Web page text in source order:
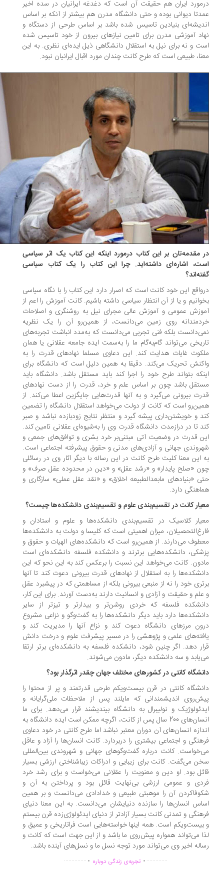
ایران هم حقیقت آن است که دغدغه ایرانیان در سده اخیر
دیوانی بوده و حتی دانشگاه مدرن هم بیشتر از آنکه بر اساس
بنیادین تاسیس شده باشد بر اساس طرحی از دستگاه و
آموزشی مدرن برای تامین نیازهای بیرون از خود تاسیس شده
و نه برای نیل به استقلال دانشگاهی ذیل ایده‌ای نظری. به این
طبیعی است که طرح کانت چندان مورد اقبال ایرانیان نبود.
مقدمه‌تان بر این کتاب درمورد اینکه این کتاب‌ یک اثر سیاسی
اشاره‌ای داشته‌اید. چرا این کتاب را یک کتاب سیاسی
این خود کانت است که اصرار دارد این کتاب را با نگاه سیاسی
و یا از آن انتظار سیاسی داشته باشیم. کانت آموزش را اعم از
عمومی و آموزش عالی مجرای نیل به روشنگری و اصلاحات
روی زمین می‌دانست، از همین‌رو آن را یک نظریه
بلکه فنی تجربی می‌دانست که به‌مدد انباشت تجربه‌های
می‌تواند گام‌به‌گام ما را به‌سمت ایده جامعه عقلانی یا همان
غایات هدایت کند. این دعاوی مسلما نهادهای قدرت را به
تحریک می‌کند. دقیقا به همین دلیل است که دانشگاه برای
بتواند طرح خود را اجرا کند باید مستقل باشد. دانشگاه باید
باشد چون بر اساس علم و خرد، قدرت را از دست نهادهای
بیرونی می‌گیرد و به آنها قدرت‌هایی جایگزین اعطا می‌کند. از
است که کانت از دولت می‌خواهد استقلال دانشگاه را تضمین
و خویشتن‌داری پیشه گیرد و منتظر نتایج زودبازده نباشد و صبر
تا در درازمدت دانشگاه قدرت وی را به‌شیوه‌ای عقلانی تامین کند.
قدرت در وضعیت آتی مبتنی‌بر خرد بشری و توافق‌های جمعی و
جهانی و آزادی‌های مدنی و حقوق پیشرفته اجتماعی است.
این معنا کلیت طرح کانت در این رساله با دیگر آثار وی در رسائلی
«صلح پایدار» و «رشد عقل» و «دین در محدوده عقل صرف» و
«بنیادهای مابعدالطبیعه اخلاق» و «نقد عقل عملی» سازگاری و
دارد.
کانت در تقسیم‌بندی علوم و تقسیم‌بندی دانشکده‌ها چیست؟
کلاسیک در تقسیم‌بندی دانشکده‌ها و علوم و استادان و
میزان اهمیتی است که کلیسا و دولت به دانشکده‌ها
می‌دارند. از همین‌رو است که دانشکده‌های الهیات و حقوق و
دانشکده‌هایی برترند و دانشکده فلسفه دانشکده‌ای است
کانت می‌خواهد این نسبت را برعکس کند به این نحو که این
را به استقلال از نهادهای قدرت بیرونی دعوت کند تا آنها
خود را نه از منبعی بیرونی بلکه از مساهمتی که در پیشبرد عقل
و حقیقت و آزادی و انسانیت دارند به‌دست آورند. برای این کار،
فلسفه که خردی روشن‌تر و بیدارتر و تیزتر از سایر
دارد باید دیگر دانشکده‌ها را به گفت‌وگو و نزاعی مشروع
مرزهای دانشگاه دعوت کند و نزاع آنها را مدیریت کند و
علمی و پژوهشی را در مسیر پیشرفت علوم و درخت دانش
دهد. اگر چنین شود، دانشکده فلسفه به دانشکده‌ای برتر ارتقا
و سه دانشکده دیگر، مادون می‌شوند.
کانتی در کشورهای مختلف جهان چقدر اثرگذار بود؟
کانتی در قرن بیست‌ویکم طرحی قدرتمند و پر از محتوا را
اندیشمندانی که مایلند پس از ملاحظات ملی‌گرایانه و
و نولیبرال به دانشگاه بیندیشند قرار می‌دهد. برای ما
انسان‌های 200 سال پس از کانت، اگرچه ممکن است ایده دانشگاه به
انسان‌های آن دوران معتبر نباشد اما طرح کانتی در خود دعاوی
و اجتماعی بیشتری را دربردارد. کانت انسان‌ها را آزاد و عاقل
کانت درباره گفت‌وگوهای جهانی و شهروندی بین‌المللی
می‌گفت. کانت برای زیبایی و ادراکات زیباشناختی ارزشی بسیار
بود. او دین و معنویت را عقلانی می‌خواست و برای رشد خرد
و عمومی ارزشی بی‌نهایت قائل بود و پرداختن به آن و
آن را موهبتی طبیعی و خدادادی می‌دانست و بر همین
انسان‌ها را سازنده دنیایشان می‌دانست. به این معنا دنیای
و تمدنی کانت بسیار آزادتر از دنیای ایدئولوژی‌زده قرن بیستم
است. همه اینها خواسته‌هایی است فراتاریخی و عمیق و
می‌تواند همواره پیش‌روی ما باشد و از این جهت است که کانت و
اخیر وی می‌تواند مورد توجه نسل ما و نسل‌های آینده باشد.
................تجربه‌ی زندگی دوباره ...............